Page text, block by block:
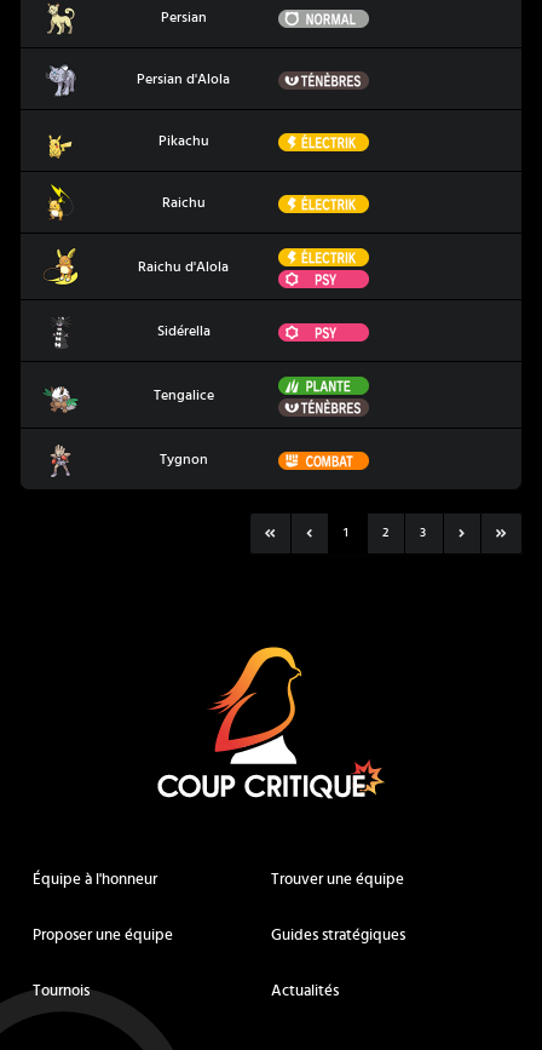
Persian Normal
Persian d'Alola Ténèbres
Pikachu Électrik
Raichu Électrik
Raichu d'Alola
Électrik
Psy
Sidérella Psy
Tengalice
Plante
Ténèbres
Tygnon Combat
1 2 3
Équipe à l'honneur Trouver une équipe
Proposer une équipe Guides stratégiques
Tournois Actualités